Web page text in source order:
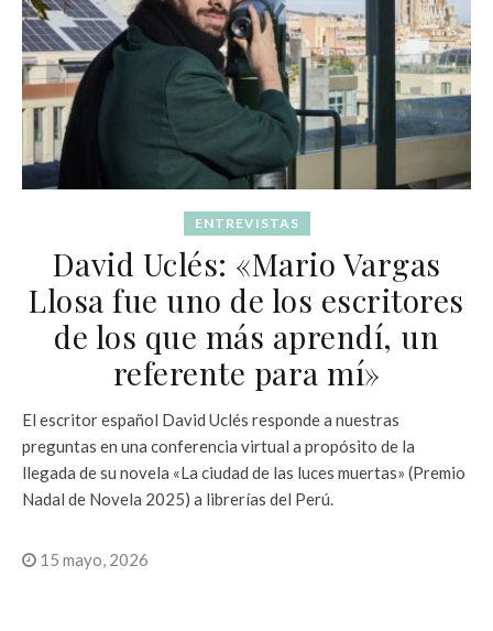
ENTREVISTAS
David Uclés: «Mario Vargas
Llosa fue uno de los escritores
de los que más aprendí, un
referente para mí»
El escritor español David Uclés responde a nuestras
preguntas en una conferencia virtual a propósito de la
llegada de su novela «La ciudad de las luces muertas» (Premio
Nadal de Novela 2025) a librerías del Perú.
15 mayo, 2026